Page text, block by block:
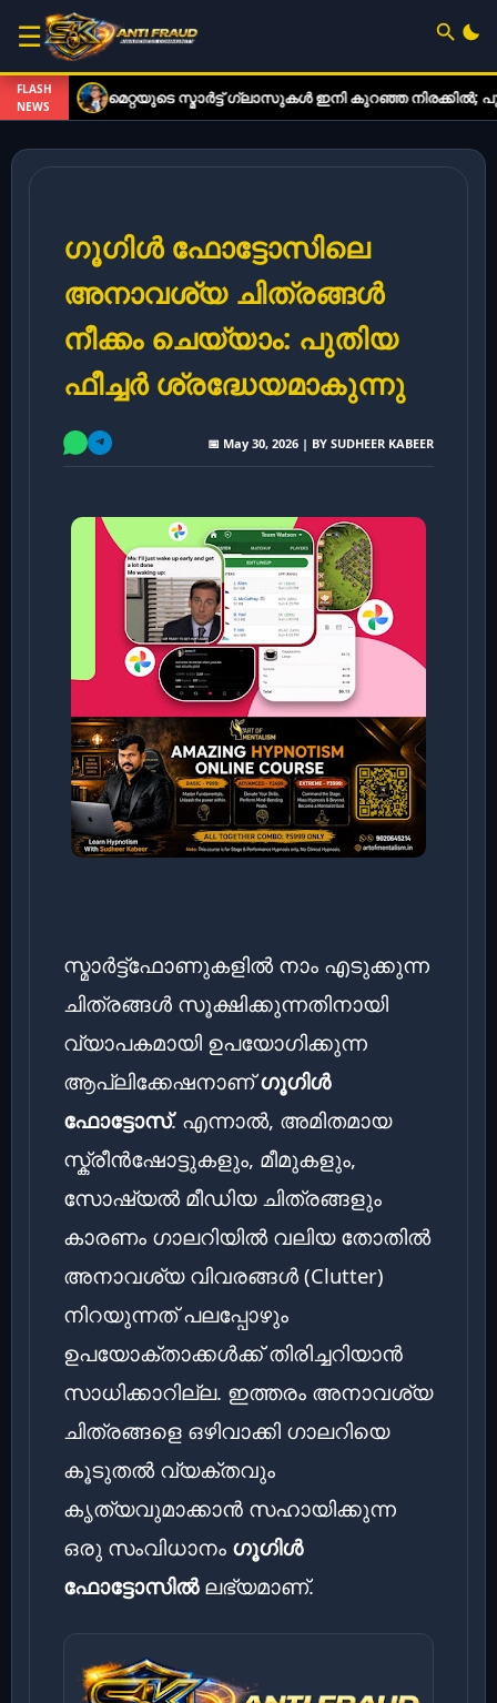
☰
FLASH
NEWS
മെറ്റയുടെ സ്മാർട്ട് ഗ്ലാസുകൾ ഇനി കുറഞ്ഞ നിരക്കിൽ; പുതിയ
ഗൂഗിൾ ഫോട്ടോസിലെ
അനാവശ്യ ചിത്രങ്ങൾ
നീക്കം ചെയ്യാം: പുതിയ
ഫീച്ചർ ശ്രദ്ധേയമാകുന്നു
📅 May 30, 2026 | BY SUDHEER KABEER
സ്മാർട്ട്ഫോണുകളിൽ നാം എടുക്കുന്ന
ചിത്രങ്ങൾ സൂക്ഷിക്കുന്നതിനായി
വ്യാപകമായി ഉപയോഗിക്കുന്ന
ആപ്ലിക്കേഷനാണ്ഗൂഗിൾ
ഫോട്ടോസ്. എന്നാൽ, അമിതമായ
സ്ക്രീൻഷോട്ടുകളും, മീമുകളും,
സോഷ്യൽ മീഡിയ ചിത്രങ്ങളും
കാരണം ഗാലറിയിൽ വലിയ തോതിൽ
അനാവശ്യ വിവരങ്ങൾ (Clutter)
നിറയുന്നത് പലപ്പോഴും
ഉപയോക്താക്കൾക്ക് തിരിച്ചറിയാൻ
സാധിക്കാറില്ല. ഇത്തരം അനാവശ്യ
ചിത്രങ്ങളെ ഒഴിവാക്കി ഗാലറിയെ
കൂടുതൽ വ്യക്തവും
കൃത്യവുമാക്കാൻ സഹായിക്കുന്ന
ഒരു സംവിധാനം ഗൂഗിൾ
ഫോട്ടോസിൽലഭ്യമാണ്.